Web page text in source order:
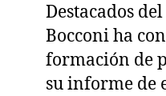
Destacados
Bocconi ha
formación de
su informe de